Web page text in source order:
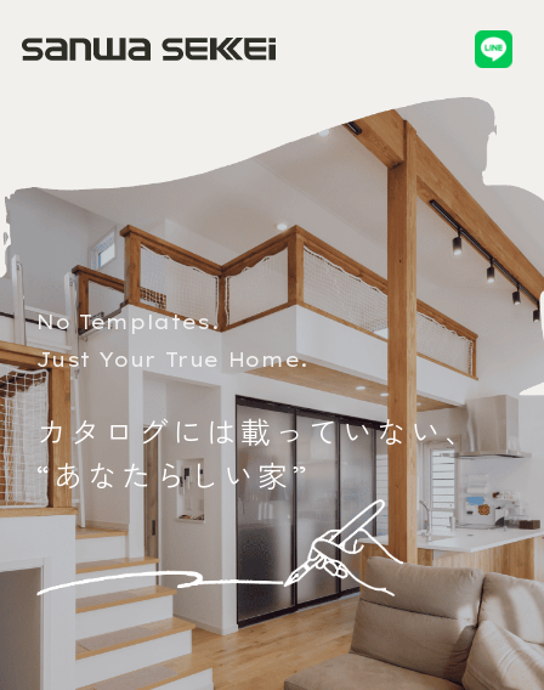
No Templates.
Just Your True Home.
カタ ロ グに は載っていない、
“あ な た らし い家”